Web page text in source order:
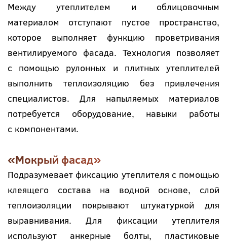
Между утеплителем и облицовочным
материалом отступают пустое пространство,
которое выполняет функцию проветривания
вентилируемого фасада. Технология позволяет
с помощью рулонных и плитных утеплителей
выполнить теплоизоляцию без привлечения
специалистов. Для напыляемых материалов
потребуется оборудование, навыки работы
с компонентами.
«Мокрый фасад»
Подразумевает фиксацию утеплителя с помощью
клеящего состава на водной основе, слой
теплоизоляции покрывают штукатуркой для
выравнивания. Для фиксации утеплителя
используют анкерные болты, пластиковые